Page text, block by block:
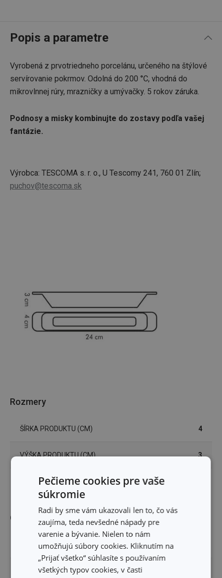
Popis a parametre
Vyrobená z prvotriedneho porcelánu, určeného na štýlové
servírovanie pokrmov. Odolná do 200 °C, vhodná do
mikrovlnnej rúry, mrazničky a umývačky. 5 rokov záruka.
Podnosy a misky kombinujte do zostavy podľa vašej
fantázie.
Výrobca: TESCOMA s. r. o., U Tescomy 241, 760 01 Zlín;
puchov@tescoma.sk
Rozmery
ŠÍRKA PRODUKTU (CM) 4
VÝŠKA PRODUKTU (CM) 3
DĹŽKA PRODUKTU (CM)
Ostatné parametre
MATERIÁL porcelán
PRODUKTOVÁ LÍNIA
Pečieme cookies pre vaše
súkromie
Radi by sme vám ukazovali len to, čo vás
zaujíma, teda nevšedné nápady pre
varenie a bývanie. Nielen to nám
umožňujú súbory cookies. Kliknutím na
„Prijať všetko“ súhlasíte s používaním
všetkých typov cookies, v časti